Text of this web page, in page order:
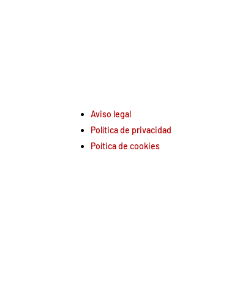
Aviso legal
Política de privacidad
Poítica de cookies